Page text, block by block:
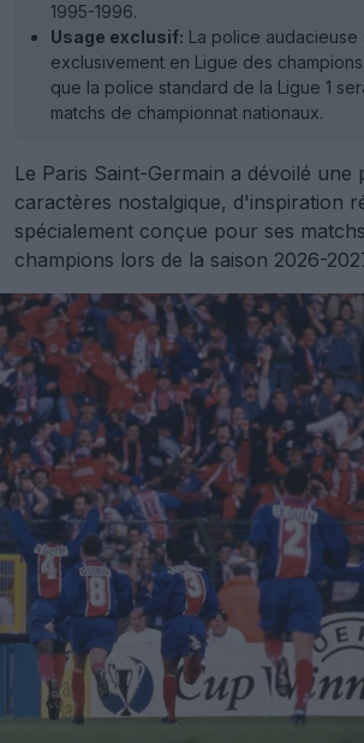
1995-1996.
Usage exclusif: La police audacieuse
exclusivement en Ligue des
que la police standard de la Ligue 1
matchs de championnat nationaux.
Le Paris Saint-Germain a dévoilé une
caractères nostalgique, d'inspiration
spécialement conçue pour ses
champions lors de la saison 2026-